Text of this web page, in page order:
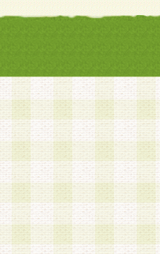
意をいただけない場合
お問い合わせ・ご相談